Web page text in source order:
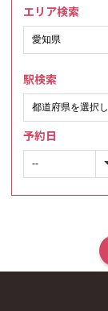
エリア検索
駅検索
予約日